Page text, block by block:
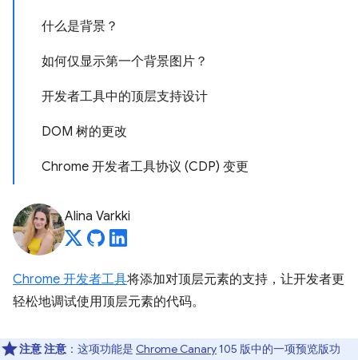
什么是背景？
如何仅显示第一个背景图片？
开发者工具中的顶层支持设计
DOM 树的更改
Chrome 开发者工具协议 (CDP) 变更
Alina Varkki
Chrome 开发者工具将添加对顶层元素的支持，让开发者更
轻松地调试使用顶层元素的代码。
注意注意 ：这项功能是 Chrome Canary105 版中的一项预览版功